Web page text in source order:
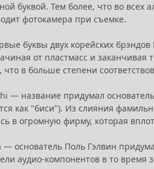
буквой. Тем более, что во
фотокамера при съемке.
буквы двух корейских
от пластмасс и
что в больше степени
— название придумал
как "биси"). Из слияния
в огромную фирму, которая
— основатель Поль Гэлвин
аудио-компонентов в то время